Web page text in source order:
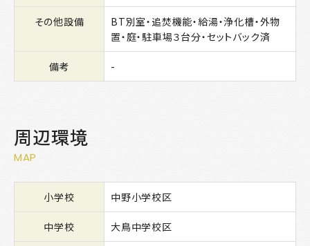
その他設備
BT別室・追焚機能・給湯・浄化槽・外物
置・庭・駐車場３台分・セットバック済
備考 -
周辺環境
MAP
小学校 中野小学校区
中学校 大鳥中学校区